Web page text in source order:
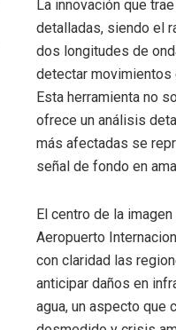
La innovación que
detalladas, siendo el
dos longitudes de
detectar movimientos
Esta herramienta no
ofrece un análisis
más afectadas se
señal de fondo en
El centro de la
Aeropuerto
con claridad las
anticipar daños en
agua, un aspecto que